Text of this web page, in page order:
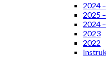
2024
2025
2024
2023
2022